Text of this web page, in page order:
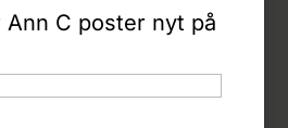
Ann C poster nyt på